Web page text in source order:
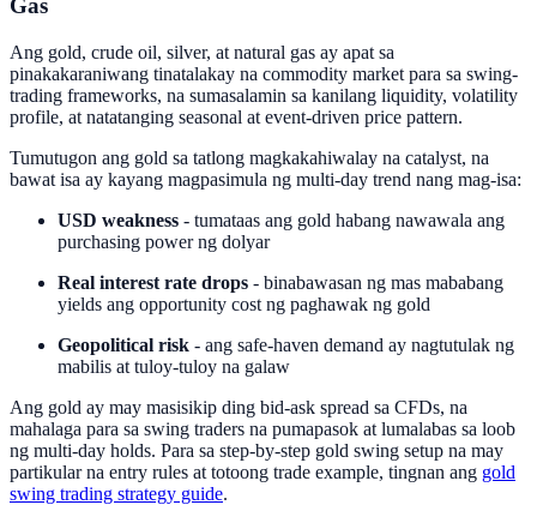
Gas
Ang gold, crude oil, silver, at natural gas ay apat sa
pinakakaraniwang tinatalakay na commodity market para sa swing-
trading frameworks, na sumasalamin sa kanilang liquidity, volatility
profile, at natatanging seasonal at event-driven price pattern.
Tumutugon ang gold sa tatlong magkakahiwalay na catalyst, na
bawat isa ay kayang magpasimula ng multi-day trend nang mag-isa:
USD weakness - tumataas ang gold habang nawawala ang
purchasing power ng dolyar
Real interest rate drops - binabawasan ng mas mababang
yields ang opportunity cost ng paghawak ng gold
Geopolitical risk - ang safe-haven demand ay nagtutulak ng
mabilis at tuloy-tuloy na galaw
Ang gold ay may masisikip ding bid-ask spread sa CFDs, na
mahalaga para sa swing traders na pumapasok at lumalabas sa loob
ng multi-day holds. Para sa step-by-step gold swing setup na may
partikular na entry rules at totoong trade example, tingnan ang gold
swing trading strategy guide.